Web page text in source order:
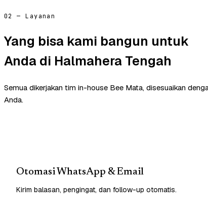
02 — Layanan
Yang bisa kami bangun untuk
Anda di Halmahera Tengah
Semua dikerjakan tim in-house Bee Mata, disesuaikan
Anda.
Otomasi WhatsApp & Email
Kirim balasan, pengingat, dan follow-up otomatis.